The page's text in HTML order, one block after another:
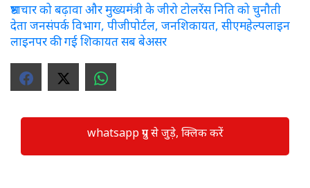
भ्रष्टाचार को बढ़ावा और मुख्यमंत्री के जीरो टोलरेंस निति को चुनौती
देता जनसंपर्क विभाग, पीजीपोर्टल, जनशिकायत, सीएमहेल्पलाइन
लाइनपर की गई शिकायत सब बेअसर
whatsapp ग्रुप से जुड़े, क्लिक करें